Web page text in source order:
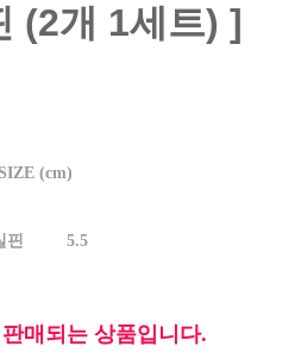
(2개 1세트) ]
(cm)
핀 5.5
매되는 상품입니다.